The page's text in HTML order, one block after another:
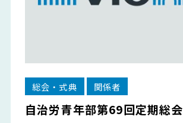
総会・式典 関係者
自治労青年部第69回定期総会